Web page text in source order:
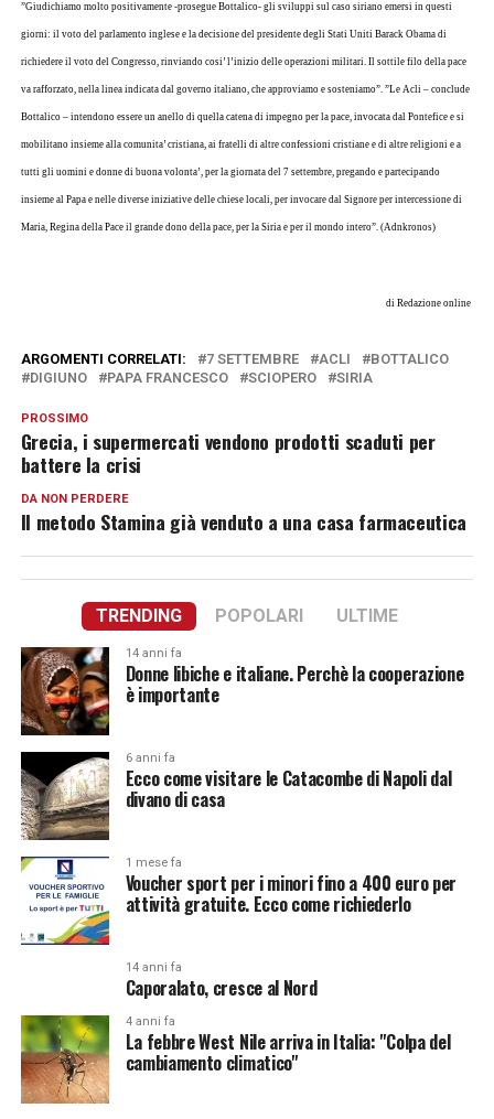
”Giudichiamo molto positivamente -prosegue Bottalico- gli sviluppi sul caso siriano emersi in questi
giorni: il voto del parlamento inglese e la decisione del presidente degli Stati Uniti Barack Obama di
richiedere il voto del Congresso, rinviando cosi’ l’inizio delle operazioni militari. Il sottile filo della pace
va rafforzato, nella linea indicata dal governo italiano, che approviamo e sosteniamo”. ”Le Acli – conclude
Bottalico – intendono essere un anello di quella catena di impegno per la pace, invocata dal Pontefice e si
mobilitano insieme alla comunita’ cristiana, ai fratelli di altre confessioni cristiane e di altre religioni e a
tutti gli uomini e donne di buona volonta’, per la giornata del 7 settembre, pregando e partecipando
insieme al Papa e nelle diverse iniziative delle chiese locali, per invocare dal Signore per intercessione di
Maria, Regina della Pace il grande dono della pace, per la Siria e per il mondo intero”. (Adnkronos)
di Redazione online
ARGOMENTI CORRELATI: 7 SETTEMBRE ACLI
BOTTALICO
DIGIUNO
PAPA FRANCESCO SCIOPERO SIRIA
PROSSIMO
Grecia, i supermercati vendono prodotti scaduti per
battere la crisi
DA NON PERDERE
Il metodo Stamina già venduto a una casa farmaceutica
TRENDING POPOLARI ULTIME
14 anni fa
Donne libiche e italiane. Perchè la cooperazione
è importante
6 anni fa
Ecco come visitare le Catacombe di Napoli dal
divano di casa
1 mese fa
Voucher sport per i minori fino a 400 euro per
attività gratuite. Ecco come richiederlo
14 anni fa
Caporalato, cresce al Nord
4 anni fa
La febbre West Nile arriva in Italia: "Colpa del
cambiamento climatico"